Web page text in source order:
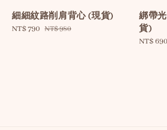
細細紋路削肩背心 (現貨)
Sale
NT$ 790 Regular
NT$ 980
綁帶
貨)
Sale
NT$ 690